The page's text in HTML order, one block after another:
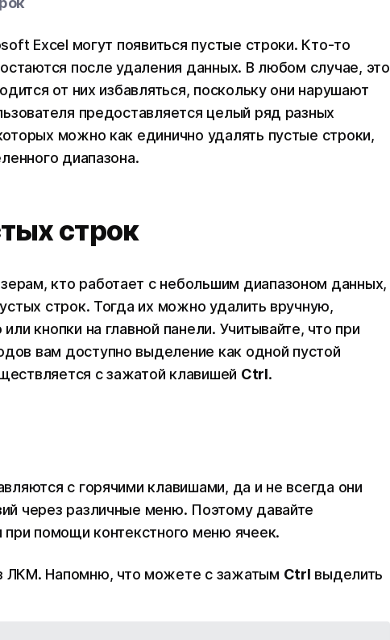
Excel могут появиться пустые строки. Кто-то
после удаления данных. В любом случае, это
от них избавляться, поскольку они нарушают
предоставляется целый ряд разных
можно как единично удалять пустые строки,
диапазона.
строк
кто работает с небольшим диапазоном данных,
строк. Тогда их можно удалить вручную,
кнопки на главной панели. Учитывайте, что при
вам доступно выделение как одной пустой
с зажатой клавишей Ctrl.
с горячими клавишами, да и не всегда они
через различные меню. Поэтому давайте
при помощи контекстного меню ячеек.
ЛКМ. Напомню, что можете с зажатым Ctrl выделить